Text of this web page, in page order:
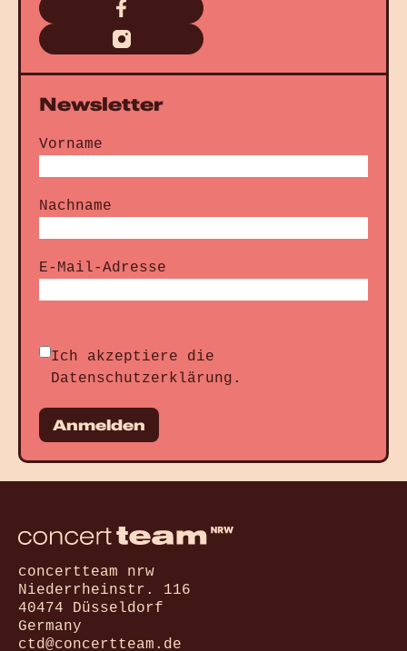
Newsletter
Vorname
Nachname
E-Mail-Adresse
Ich akzeptiere die
Datenschutzerklärung .
Anmelden
concertteam nrw
Niederrheinstr. 116
40474 Düsseldorf
Germany
ctd@concertteam.de